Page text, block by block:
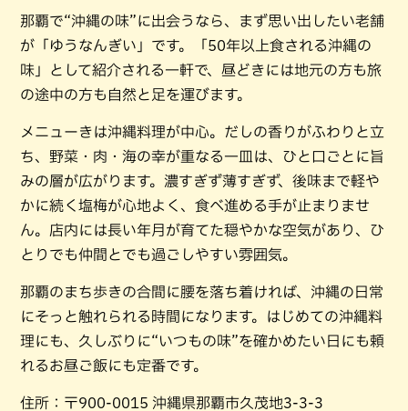
那覇で“沖縄の味”に出会うなら、まず思い出したい老舗
が「ゆうなんぎい」です。「50年以上食される沖縄の
味」として紹介される一軒で、昼どきには地元の方も旅
の途中の方も自然と足を運びます。
メニューきは沖縄料理が中心。だしの香りがふわりと立
ち、野菜・肉・海の幸が重なる一皿は、ひと口ごとに旨
みの層が広がります。濃すぎず薄すぎず、後味まで軽や
かに続く塩梅が心地よく、食べ進める手が止まりませ
ん。店内には長い年月が育てた穏やかな空気があり、ひ
とりでも仲間とでも過ごしやすい雰囲気。
那覇のまち歩きの合間に腰を落ち着ければ、沖縄の日常
にそっと触れられる時間になります。はじめての沖縄料
理にも、久しぶりに“いつもの味”を確かめたい日にも頼
れるお昼ご飯にも定番です。
住所：〒900-0015 沖縄県那覇市久茂地3-3-3